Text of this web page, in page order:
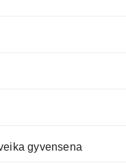
gyvensena